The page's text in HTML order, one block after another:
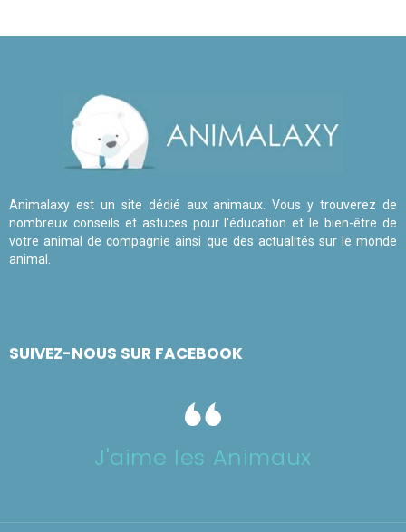
Animalaxy est un site dédié aux animaux. Vous y trouverez de
nombreux conseils et astuces pour l'éducation et le bien-être de
votre animal de compagnie ainsi que des actualités sur le monde
animal.
SUIVEZ-NOUS SUR FACEBOOK
J'aime les Animaux